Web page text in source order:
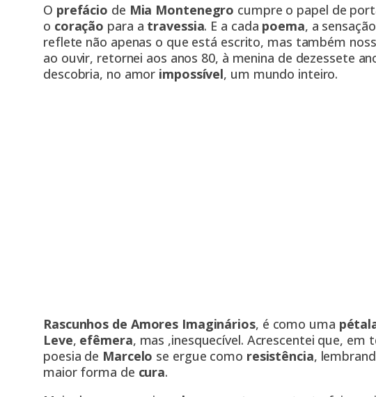
O prefácio de Mia Montenegro cumpre o papel de
o coração para a travessia. E a cada poema, a
reflete não apenas o que está escrito, mas também
ao ouvir, retornei aos anos 80, à menina de dezessete
descobria, no amor impossível, um mundo inteiro.
Rascunhos de Amores Imaginários, é como uma
Leve, efêmera, mas ,inesquecível. Acrescentei que, em
poesia de Marcelo se ergue como resistência,
maior forma de cura.